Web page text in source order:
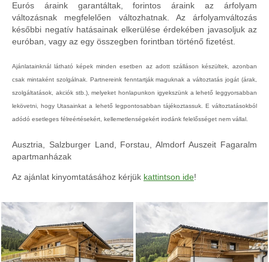
Eurós áraink garantáltak, forintos áraink az árfolyam
változásnak megfelelően változhatnak. Az árfolyamváltozás
későbbi negatív hatásainak elkerülése érdekében javasoljuk az
euróban, vagy az egy összegben forintban történő fizetést.
Ajánlatainknál látható képek minden esetben az adott szálláson készültek, azonban
csak mintaként szolgálnak. Partnereink fenntartják maguknak a változtatás jogát (árak,
szolgáltatások, akciók stb.), melyeket honlapunkon igyekszünk a lehető leggyorsabban
lekövetni, hogy Utasainkat a lehető legpontosabban tájékoztassuk. E változtatásokból
adódó esetleges félreértésekért, kellemetlenségekért irodánk felelősséget nem vállal.
Ausztria, Salzburger Land, Forstau, Almdorf Auszeit Fagaralm
apartmanházak
Az ajánlat kinyomtatásához kérjük kattintson ide!